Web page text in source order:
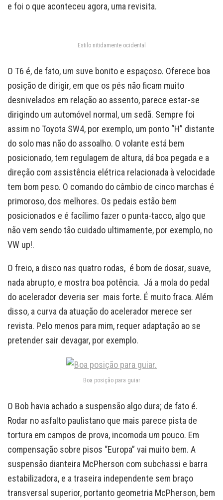
e foi o que aconteceu agora, uma revisita.
Estilo nitidamente ocidental
O T6 é, de fato, um suve bonito e espaçoso. Oferece boa
posição de dirigir, em que os pés não ficam muito
desnivelados em relação ao assento, parece estar-se
dirigindo um automóvel normal, um sedã. Sempre foi
assim no Toyota SW4, por exemplo, um ponto “H” distante
do solo mas não do assoalho. O volante está bem
posicionado, tem regulagem de altura, dá boa pegada e a
direção com assistência elétrica relacionada à velocidade
tem bom peso. O comando do câmbio de cinco marchas é
primoroso, dos melhores. Os pedais estão bem
posicionados e é facílimo fazer o punta-tacco, algo que
não vem sendo tão cuidado ultimamente, por exemplo, no
VW up!.
O freio, a disco nas quatro rodas, é bom de dosar, suave,
nada abrupto, e mostra boa potência. Já a mola do pedal
do acelerador deveria ser mais forte. É muito fraca. Além
disso, a curva da atuação do acelerador merece ser
revista. Pelo menos para mim, requer adaptação ao se
pretender sair devagar, por exemplo.
Boa posição para guiar
O Bob havia achado a suspensão algo dura; de fato é.
Rodar no asfalto paulistano que mais parece pista de
tortura em campos de prova, incomoda um pouco. Em
compensação sobre pisos “Europa” vai muito bem. A
suspensão dianteira McPherson com subchassi e barra
estabilizadora, e a traseira independente sem braço
transversal superior, portanto geometria McPherson, bem